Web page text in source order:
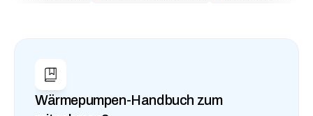
Wärmepumpen-Handbuch zum